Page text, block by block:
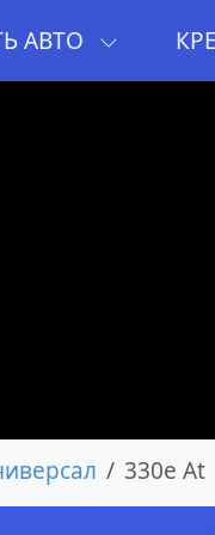
АВТО
330e At